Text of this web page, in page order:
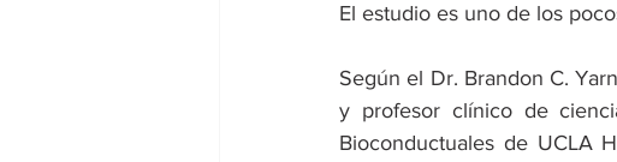
El estudio es uno de los
Según el Dr. Brandon C.
y profesor clínico de
Bioconductuales de UCLA